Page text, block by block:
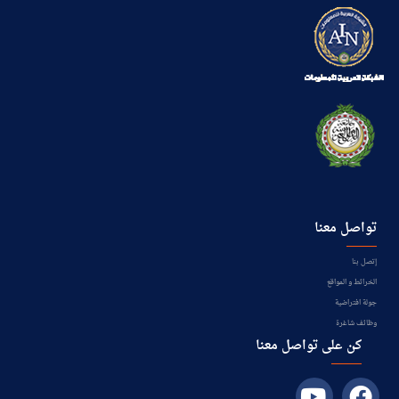
تواصل معنا
إتصل بنا
الخرائط و المواقع
جولة افتراضية
وظائف شاغرة
كن على تواصل معنا